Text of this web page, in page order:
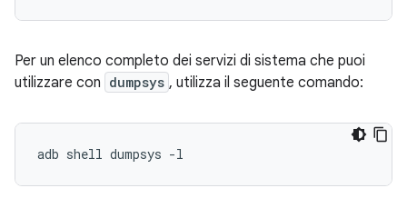
Per un elenco completo dei servizi di sistema che puoi
utilizzare con dumpsys , utilizza il seguente comando: